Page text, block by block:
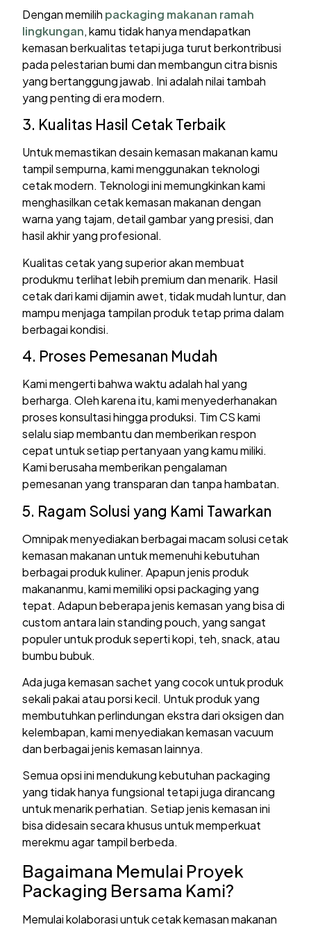
Dengan memilih packaging makanan ramah
lingkungan, kamu tidak hanya mendapatkan
kemasan berkualitas tetapi juga turut berkontribusi
pada pelestarian bumi dan membangun citra bisnis
yang bertanggung jawab. Ini adalah nilai tambah
yang penting di era modern.
3. Kualitas Hasil Cetak Terbaik
Untuk memastikan desain kemasan makanan kamu
tampil sempurna, kami menggunakan teknologi
cetak modern. Teknologi ini memungkinkan kami
menghasilkan cetak kemasan makanan dengan
warna yang tajam, detail gambar yang presisi, dan
hasil akhir yang profesional.
Kualitas cetak yang superior akan membuat
produkmu terlihat lebih premium dan menarik. Hasil
cetak dari kami dijamin awet, tidak mudah luntur, dan
mampu menjaga tampilan produk tetap prima dalam
berbagai kondisi.
4. Proses Pemesanan Mudah
Kami mengerti bahwa waktu adalah hal yang
berharga. Oleh karena itu, kami menyederhanakan
proses konsultasi hingga produksi. Tim CS kami
selalu siap membantu dan memberikan respon
cepat untuk setiap pertanyaan yang kamu miliki.
Kami berusaha memberikan pengalaman
pemesanan yang transparan dan tanpa hambatan.
5. Ragam Solusi yang Kami Tawarkan
Omnipak menyediakan berbagai macam solusi cetak
kemasan makanan untuk memenuhi kebutuhan
berbagai produk kuliner. Apapun jenis produk
makananmu, kami memiliki opsi packaging yang
tepat. Adapun beberapa jenis kemasan yang bisa di
custom antara lain standing pouch, yang sangat
populer untuk produk seperti kopi, teh, snack, atau
bumbu bubuk.
Ada juga kemasan sachet yang cocok untuk produk
sekali pakai atau porsi kecil. Untuk produk yang
membutuhkan perlindungan ekstra dari oksigen dan
kelembapan, kami menyediakan kemasan vacuum
dan berbagai jenis kemasan lainnya.
Semua opsi ini mendukung kebutuhan packaging
yang tidak hanya fungsional tetapi juga dirancang
untuk menarik perhatian. Setiap jenis kemasan ini
bisa didesain secara khusus untuk memperkuat
merekmu agar tampil berbeda.
Bagaimana Memulai Proyek
Packaging Bersama Kami?
Memulai kolaborasi untuk cetak kemasan makanan